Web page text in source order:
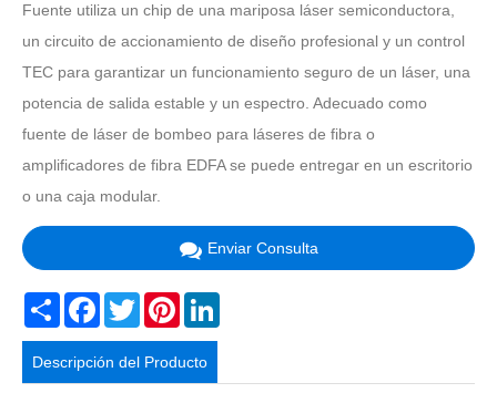
Fuente utiliza un chip de una mariposa láser semiconductora,
un circuito de accionamiento de diseño profesional y un control
TEC para garantizar un funcionamiento seguro de un láser, una
potencia de salida estable y un espectro. Adecuado como
fuente de láser de bombeo para láseres de fibra o
amplificadores de fibra EDFA se puede entregar en un escritorio
o una caja modular.
Enviar Consulta
Share Facebook
TwitterPinterest
Descripción del Producto